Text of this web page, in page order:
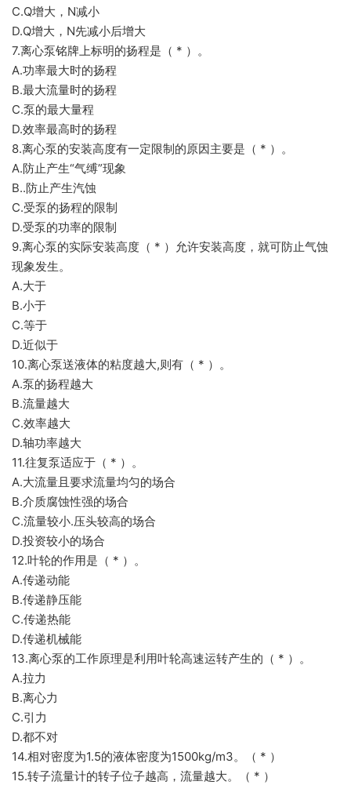
C.Q增大，N减小
D.Q增大，N先减小后增大
7.离心泵铭牌上标明的扬程是（ * ）。
A.功率最大时的扬程
B.最大流量时的扬程
C.泵的最大量程
D.效率最高时的扬程
8.离心泵的安装高度有一定限制的原因主要是（ * ）。
A.防止产生“气缚”现象
B..防止产生汽蚀
C.受泵的扬程的限制
D.受泵的功率的限制
9.离心泵的实际安装高度（ * ）允许安装高度，就可防止气蚀
现象发生。
A.大于
B.小于
C.等于
D.近似于
10.离心泵送液体的粘度越大,则有（ * ）。
A.泵的扬程越大
B.流量越大
C.效率越大
D.轴功率越大
11.往复泵适应于（ * ）。
A.大流量且要求流量均匀的场合
B.介质腐蚀性强的场合
C.流量较小.压头较高的场合
D.投资较小的场合
12.叶轮的作用是（ * ）。
A.传递动能
B.传递静压能
C.传递热能
D.传递机械能
13.离心泵的工作原理是利用叶轮高速运转产生的（ * ）。
A.拉力
B.离心力
C.引力
D.都不对
14.相对密度为1.5的液体密度为1500kg/m3。（ * ）
15.转子流量计的转子位子越高，流量越大。（ * ）